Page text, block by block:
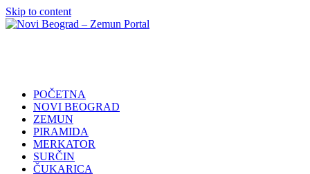
Skip to content
Portal
POČETNA
NOVI BEOGRAD
ZEMUN
PIRAMIDA
MERKATOR
SURČIN
ČUKARICA